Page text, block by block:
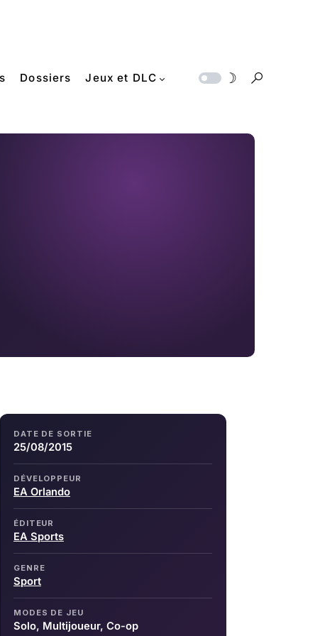
Dossiers Jeux et DLC
DATE DE SORTIE
25/08/2015
DÉVELOPPEUR
EA Orlando
ÉDITEUR
EA Sports
GENRE
Sport
MODES DE JEU
Solo, Multijoueur, Co-op